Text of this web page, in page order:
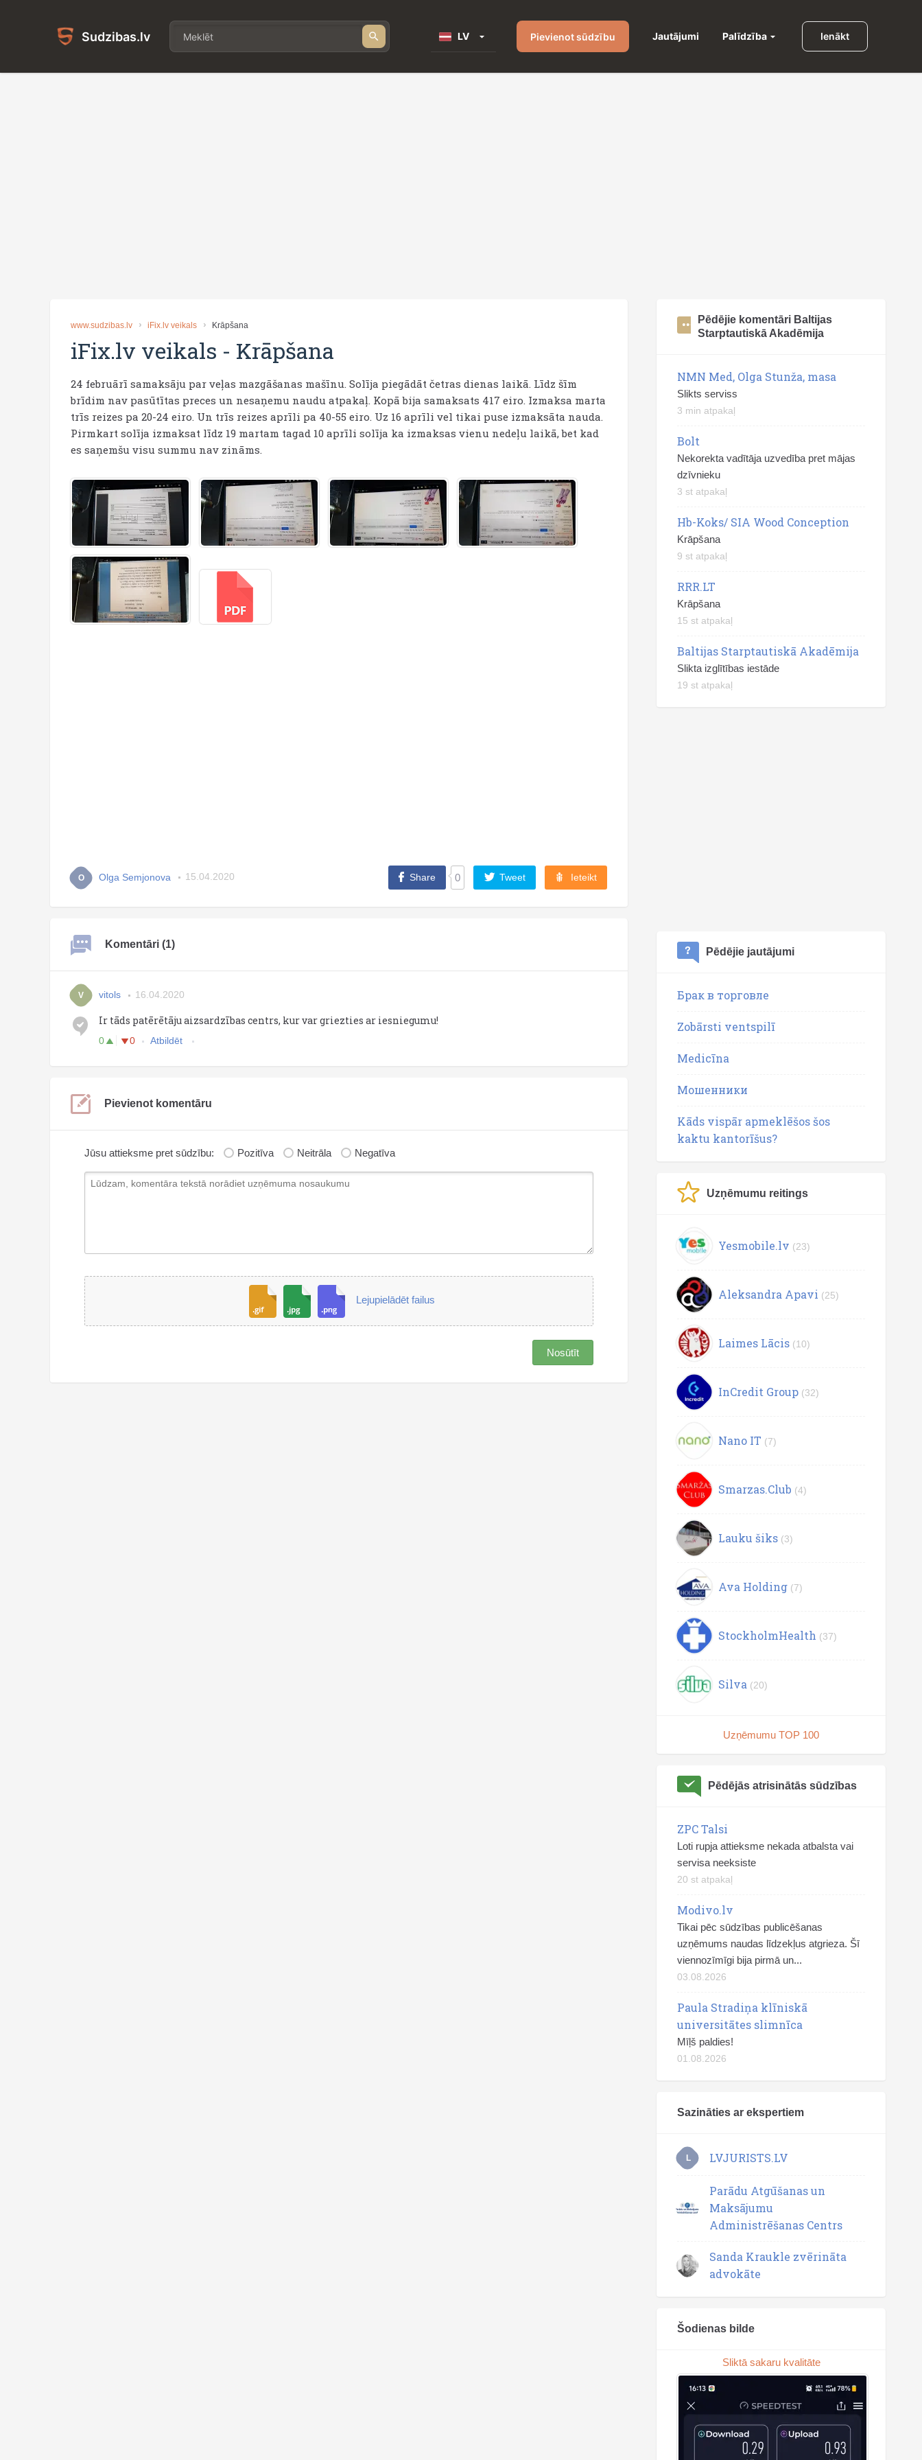
Sudzibas.lv LV Pievienot sūdzību Jautājumi Palīdzība Ienākt
www.sudzibas.lv iFix.lv veikals Krāpšana
iFix.lv veikals - Krāpšana
24 februārī samaksāju par veļas mazgāšanas mašīnu. Solīja piegādāt četras dienas laikā. Līdz šīm
brīdim nav pasūtītas preces un nesaņemu naudu atpakaļ. Kopā bija samaksats 417 eiro. Izmaksa marta
trīs reizes pa 20-24 eiro. Un trīs reizes aprīli pa 40-55 eiro. Uz 16 aprīli vel tikai puse izmaksāta nauda.
Pirmkart solīja izmaksat līdz 19 martam tagad 10 aprīli solīja ka izmaksas vienu nedeļu laikā, bet kad
es saņemšu visu summu nav zināms.
O Olga Semjonova 15.04.2020 Share 0 Tweet Ieteikt
Komentāri (1)
V vitols 16.04.2020
Ir tāds patērētāju aizsardzības centrs, kur var griezties ar iesniegumu!
0 0 Atbildēt
Pievienot komentāru
Jūsu attieksme pret sūdzību: Pozitīva Neitrāla Negatīva
Lejupielādēt failus
Nosūtīt
Pēdējie komentāri Baltijas
Starptautiskā Akadēmija
NMN Med, Olga Stunža, masa
Slikts serviss
3 min atpakaļ
Bolt
Nekorekta vadītāja uzvedība pret mājas
dzīvnieku
3 st atpakaļ
Hb-Koks/ SIA Wood Conception
Krāpšana
9 st atpakaļ
RRR.LT
Krāpšana
15 st atpakaļ
Baltijas Starptautiskā Akadēmija
Slikta izglītības iestāde
19 st atpakaļ
Pēdējie jautājumi
Брак в торговле
Zobārsti ventspilī
Medicīna
Мошенники
Kāds vispār apmeklēšos šos
kaktu kantorīšus?
Uzņēmumu reitings
Yesmobile.lv (23)
Aleksandra Apavi (25)
Laimes Lācis (10)
InCredit Group (32)
Nano IT (7)
Smarzas.Club (4)
Lauku šiks (3)
Ava Holding (7)
StockholmHealth (37)
Silva (20)
Uzņēmumu TOP 100
Pēdējās atrisinātās sūdzības
ZPC Talsi
Loti rupja attieksme nekada atbalsta vai
servisa neeksiste
20 st atpakaļ
Modivo.lv
Tikai pēc sūdzības publicēšanas
uzņēmums naudas līdzekļus atgrieza. Šī
viennozīmīgi bija pirmā un...
03.08.2026
Paula Stradiņa klīniskā
universitātes slimnīca
Mīļš paldies!
01.08.2026
Sazināties ar ekspertiem
L LVJURISTS.LV
Parādu Atgūšanas un
Maksājumu
Administrēšanas Centrs
Sanda Kraukle zvērināta
advokāte
Šodienas bilde
Sliktā sakaru kvalitāte